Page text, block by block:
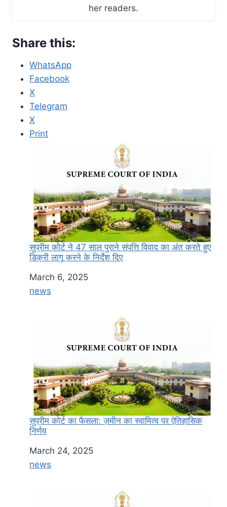
her readers.
Share this:
WhatsApp
Facebook
X
Telegram
X
Print
सुप्रीम कोर्ट ने 47 साल पुराने संपत्ति विवाद का अंत करते हुए
डिक्री लागू करने के निर्देश दिए
Date
March 6, 2025
In relation to
news
सुप्रीम कोर्ट का फैसला: ज़मीन का स्वामित्व पर ऐतिहासिक
निर्णय
Date
March 24, 2025
In relation to
news